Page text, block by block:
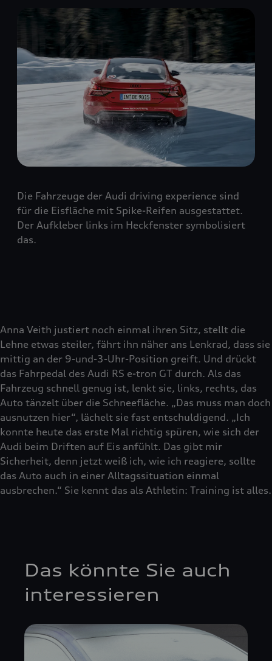
Die Fahrzeuge der Audi driving experience sind
für die Eisfläche mit Spike-Reifen ausgestattet.
Der Aufkleber links im Heckfenster symbolisiert
das.
Anna Veith justiert noch einmal ihren Sitz, stellt die
Lehne etwas steiler, fährt ihn näher ans Lenkrad, dass sie
mittig an der 9-und-3-Uhr-Position greift. Und drückt
das Fahrpedal des Audi RS e-tron GT durch. Als das
Fahrzeug schnell genug ist, lenkt sie, links, rechts, das
Auto tänzelt über die Schneefläche. „Das muss man doch
ausnutzen hier“, lächelt sie fast entschuldigend. „Ich
konnte heute das erste Mal richtig spüren, wie sich der
Audi beim Driften auf Eis anfühlt. Das gibt mir
Sicherheit, denn jetzt weiß ich, wie ich reagiere, sollte
das Auto auch in einer Alltagssituation einmal
ausbrechen.“ Sie kennt das als Athletin: Training ist alles.
Das könnte Sie auch
interessieren